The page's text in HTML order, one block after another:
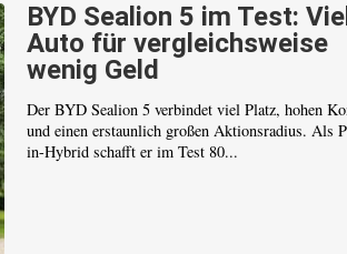
BYD Sealion 5 im Test: Viel
Auto für vergleichsweise
wenig Geld
Der BYD Sealion 5 verbindet viel Platz, hohen
und einen erstaunlich großen Aktionsradius. Als
in-Hybrid schafft er im Test 80...